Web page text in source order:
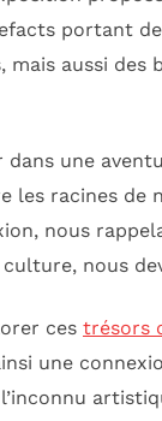
portant
mais aussi
dans une
les racines
nous
nous
ces trésors
une